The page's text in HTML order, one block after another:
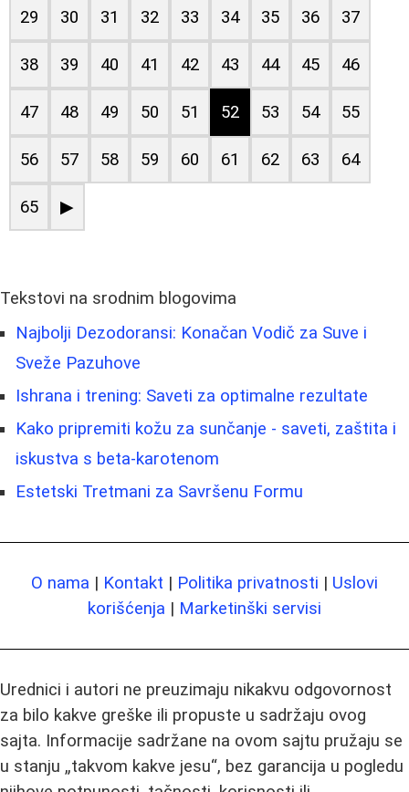
29 30 31 32 33 34 35 36 37
38 39 40 41 42 43 44 45 46
47 48 49 50 51 52 53 54 55
56 57 58 59 60 61 62 63 64
65 ▶
Tekstovi na srodnim blogovima
Najbolji Dezodoransi: Konačan Vodič za Suve i
Sveže Pazuhove
Ishrana i trening: Saveti za optimalne rezultate
Kako pripremiti kožu za sunčanje - saveti, zaštita i
iskustva s beta-karotenom
Estetski Tretmani za Savršenu Formu
O nama | Kontakt | Politika privatnosti | Uslovi
korišćenja | Marketinški servisi
Urednici i autori ne preuzimaju nikakvu odgovornost
za bilo kakve greške ili propuste u sadržaju ovog
sajta. Informacije sadržane na ovom sajtu pružaju se
u stanju „takvom kakve jesu“, bez garancija u pogledu